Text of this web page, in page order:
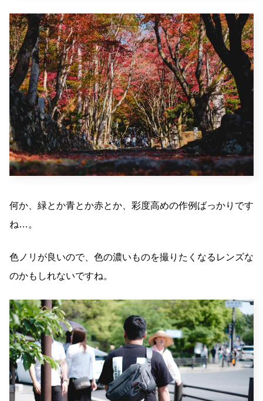
何か、緑とか青とか赤とか、彩度高めの作例ばっかりです
ね…。
色ノリが良いので、色の濃いものを撮りたくなるレンズな
のかもしれないですね。